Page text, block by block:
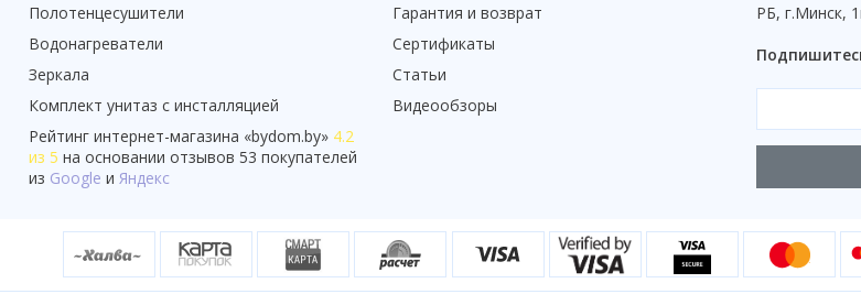
Полотенцесушители
Водонагреватели
Зеркала
Комплект унитаз с инсталляцией
Рейтинг интернет-магазина «bydom.by» 4.2
из 5 на основании отзывов 53 покупателей
из Google и Яндекс
Гарантия и возврат
Сертификаты
Статьи
Видеообзоры
РБ, г.Минск,